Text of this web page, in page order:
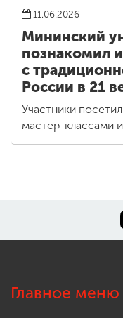
11.06.2026
Мининский
познакомил
с
России в 21
Участники
мастер-классами
Главное меню